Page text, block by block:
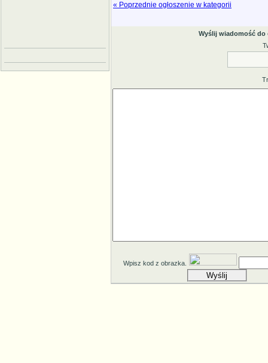
« Poprzednie ogłoszenie w kategorii
Wyślij wiadomość
Wpisz kod z obrazka.